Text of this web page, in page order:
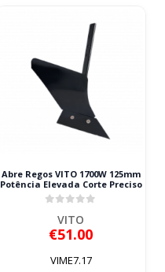
Abre Regos VITO 1700W 125mm
Potência Elevada Corte Preciso
VITO
€51.00
VIME7.17